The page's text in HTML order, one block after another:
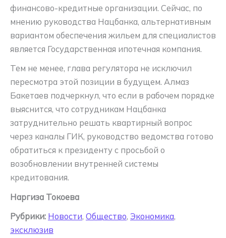
финансово-кредитные организации. Сейчас, по
мнению руководства Нацбанка, альтернативным
вариантом обеспечения жильем для специалистов
является Государственная ипотечная компания.
Тем не менее, глава регулятора не исключил
пересмотра этой позиции в будущем. Алмаз
Бакетаев подчеркнул, что если в рабочем порядке
выяснится, что сотрудникам Нацбанка
затруднительно решать квартирный вопрос
через каналы ГИК, руководство ведомства готово
обратиться к президенту с просьбой о
возобновлении внутренней системы
кредитования.
Наргиза Токоева
Рубрики: Новости, Общество, Экономика,
эксклюзив